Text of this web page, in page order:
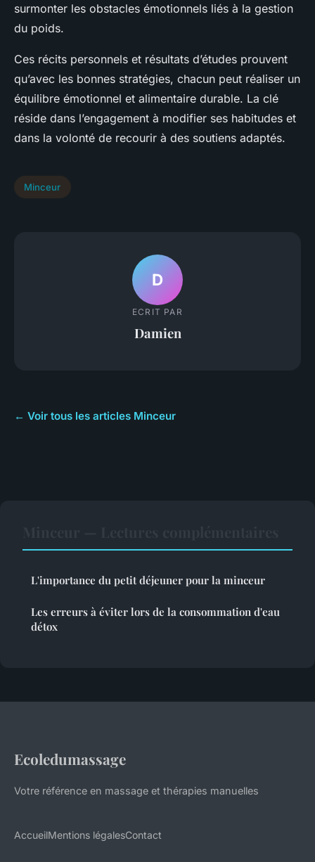
surmonter les obstacles émotionnels liés à la gestion
du poids.
Ces récits personnels et résultats d’études prouvent
qu’avec les bonnes stratégies, chacun peut réaliser un
équilibre émotionnel et alimentaire durable. La clé
réside dans l’engagement à modifier ses habitudes et
dans la volonté de recourir à des soutiens adaptés.
Minceur
D
ECRIT PAR
Damien
← Voir tous les articles Minceur
L'importance du petit déjeuner pour la minceur
Les erreurs à éviter lors de la consommation d'eau
détox
Ecoledumassage
Votre référence en massage et thérapies manuelles
AccueilMentions légalesContact